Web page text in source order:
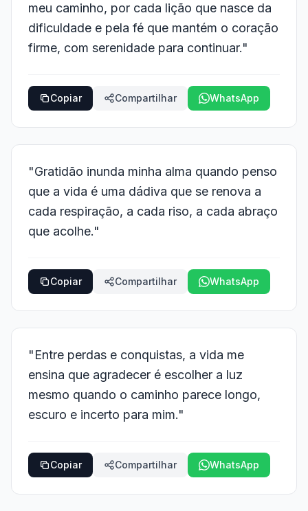
meu caminho, por cada lição que nasce da
dificuldade e pela fé que mantém o coração
firme, com serenidade para continuar."
Copiar Compartilhar WhatsApp
"Gratidão inunda minha alma quando penso
que a vida é uma dádiva que se renova a
cada respiração, a cada riso, a cada abraço
que acolhe."
Copiar Compartilhar WhatsApp
"Entre perdas e conquistas, a vida me
ensina que agradecer é escolher a luz
mesmo quando o caminho parece longo,
escuro e incerto para mim."
Copiar Compartilhar WhatsApp